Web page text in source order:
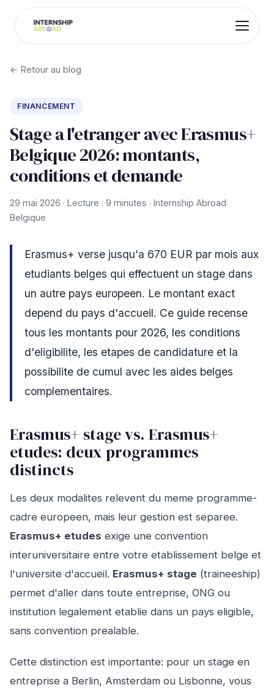
← Retour au blog
FINANCEMENT
Stage a l'etranger avec Erasmus+
Belgique 2026: montants,
conditions et demande
29 mai 2026 · Lecture : 9 minutes · Internship Abroad
Belgique
Erasmus+ verse jusqu'a 670 EUR par mois aux
etudiants belges qui effectuent un stage dans
un autre pays europeen. Le montant exact
depend du pays d'accueil. Ce guide recense
tous les montants pour 2026, les conditions
d'eligibilite, les etapes de candidature et la
possibilite de cumul avec les aides belges
complementaires.
Erasmus+ stage vs. Erasmus+
etudes: deux programmes
distincts
Les deux modalites relevent du meme programme-
cadre europeen, mais leur gestion est separee.
Erasmus+ etudes exige une convention
interuniversitaire entre votre etablissement belge et
l'universite d'accueil. Erasmus+ stage (traineeship)
permet d'aller dans toute entreprise, ONG ou
institution legalement etablie dans un pays eligible,
sans convention prealable.
Cette distinction est importante: pour un stage en
entreprise a Berlin, Amsterdam ou Lisbonne, vous